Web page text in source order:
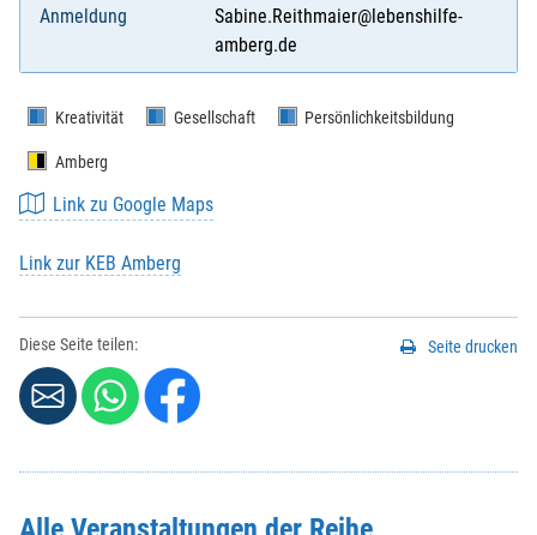
Anmeldung
Sabine.Reithmaier@lebenshilfe-
amberg.de
Kreativität Gesellschaft Persönlichkeitsbildung
Amberg
Link zu Google Maps
Link zur KEB Amberg
Diese Seite teilen: Seite drucken